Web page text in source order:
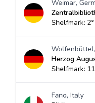
Weimar,
Shelfmark:
Herzog
Shelfmark:
Fano, Italy